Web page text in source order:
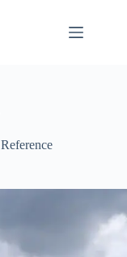
Reference